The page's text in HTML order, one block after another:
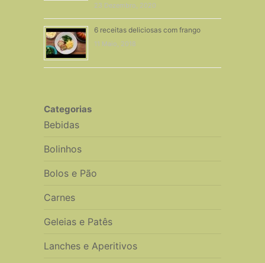
23 Dezembro, 2020
6 receitas deliciosas com frango
11 Maio, 2018
Categorias
Bebidas
Bolinhos
Bolos e Pão
Carnes
Geleias e Patês
Lanches e Aperitivos